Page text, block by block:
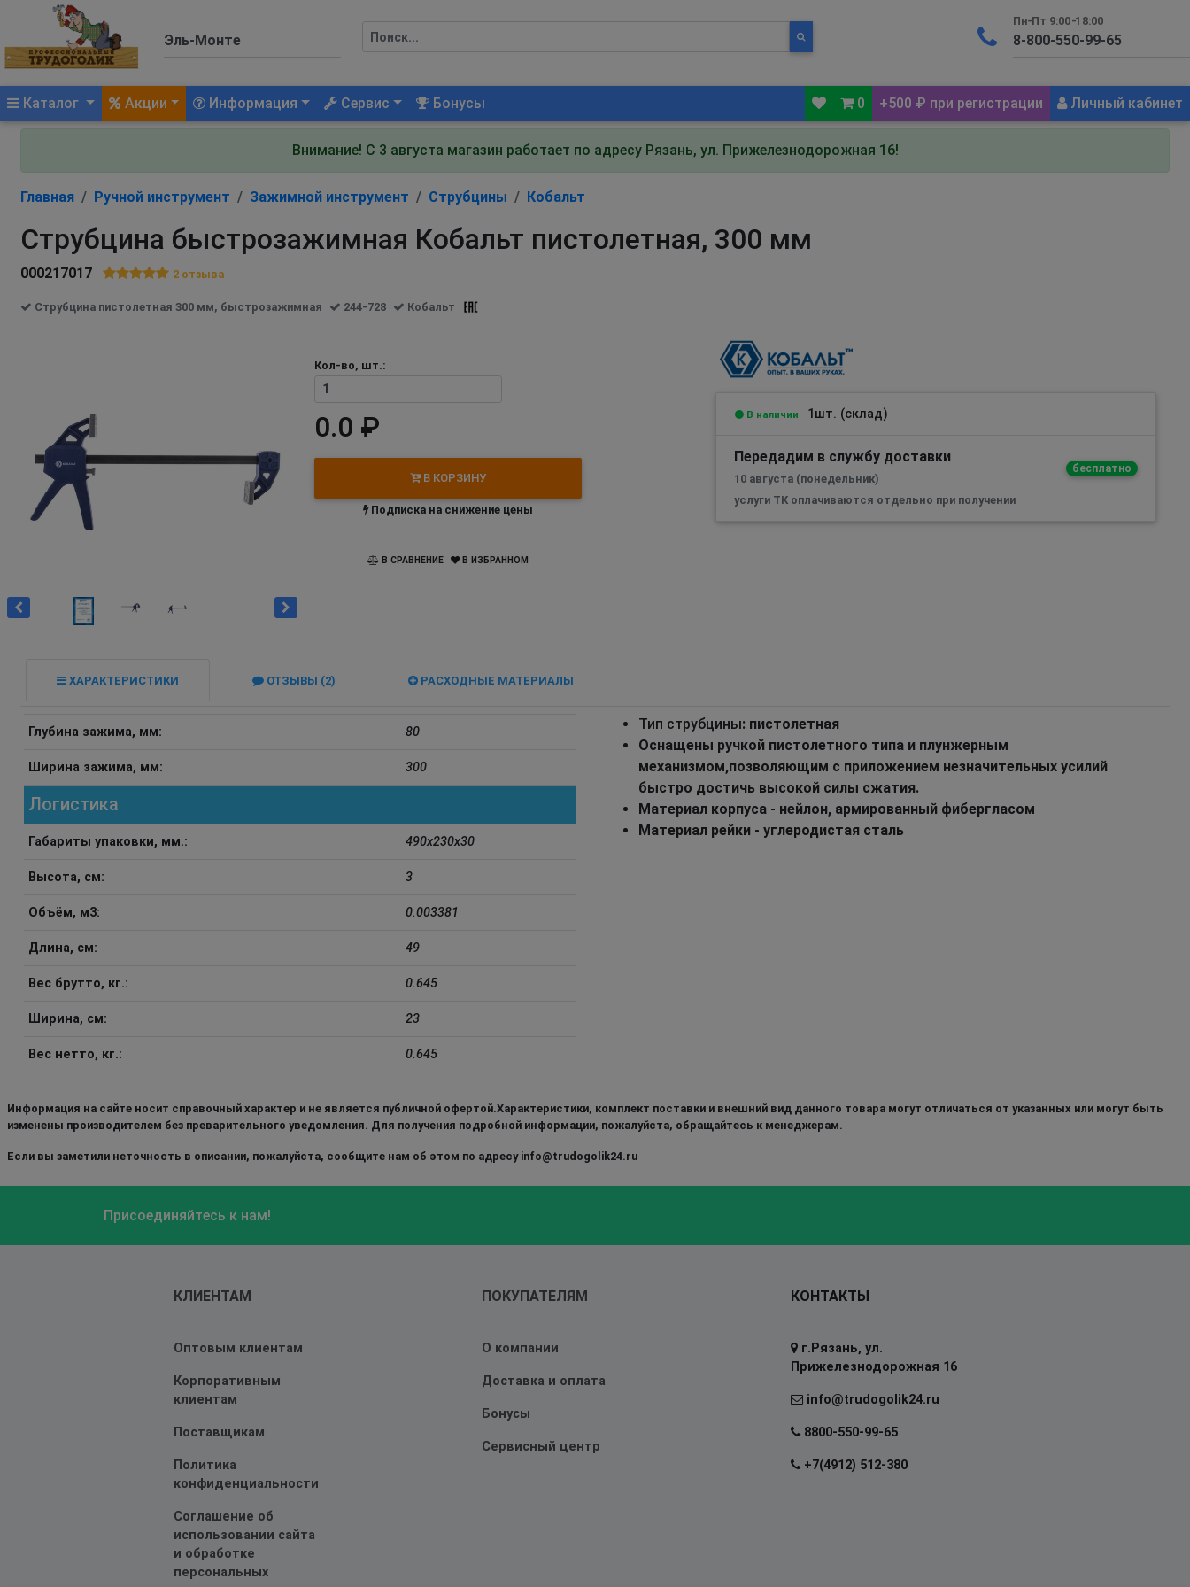
Пн-Пт 9:00-18:00
Каталог (current)Акции Информация Сервис Бонусы 0 +500 ₽ при регистрации Личный кабинет
Внимание! С 3 августа магазин работает по адресу Рязань, ул. Прижелезнодорожная 16!
Главная Ручной инструмент Зажимной инструмент Струбцины Кобальт
Струбцина быстрозажимная Кобальт пистолетная, 300 мм
000217017 2 отзыва
Струбцина пистолетная 300 мм, быстрозажимная 244-728 Кобальт
Кол-во, шт.:
0.0 ₽
В КОРЗИНУ
Подписка на снижение цены
В СРАВНЕНИЕ В ИЗБРАННОМ
В наличии 1шт. (склад)
Передадим в службу доставки
бесплатно
10 августа (понедельник)
услуги ТК оплачиваются отдельно при получении
ХАРАКТЕРИСТИКИ ОТЗЫВЫ (2) РАСХОДНЫЕ МАТЕРИАЛЫ
Глубина зажима, мм: 80
Ширина зажима, мм: 300
Логистика
Габариты упаковки, мм.: 490x230х30
Высота, см: 3
Объём, м3: 0.003381
Длина, см: 49
Вес брутто, кг.: 0.645
Ширина, см: 23
Вес нетто, кг.: 0.645
Тип струбцины: пистолетная
Оснащены ручкой пистолетного типа и плунжерным
механизмом,позволяющим с приложением незначительных усилий
быстро достичь высокой силы сжатия.
Материал корпуса - нейлон, армированный фибергласом
Материал рейки - углеродистая сталь
Информация на сайте носит справочный характер и не является публичной офертой.Характеристики, комплект поставки и внешний вид данного товара могут отличаться от указанных или могут быть
изменены производителем без преварительного уведомления. Для получения подробной информации, пожалуйста, обращайтесь к менеджерам.
Если вы заметили неточность в описании, пожалуйста, сообщите нам об этом по адресу info@trudogolik24.ru
Присоединяйтесь к нам!
КЛИЕНТАМ
Оптовым клиентам
Корпоративным
клиентам
Поставщикам
Политика
конфиденциальности
Соглашение об
использовании сайта
и обработке
персональных
ПОКУПАТЕЛЯМ
О компании
Доставка и оплата
Бонусы
Сервисный центр
КОНТАКТЫ
г.Рязань, ул.
Прижелезнодорожная 16
info@trudogolik24.ru
8800-550-99-65
+7(4912) 512-380